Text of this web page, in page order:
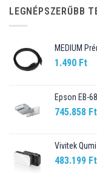
LEGNÉPSZERŰBB
MEDIUM
1.490 Ft
Epson EB-
745.858 Ft
Vivitek
483.199 Ft